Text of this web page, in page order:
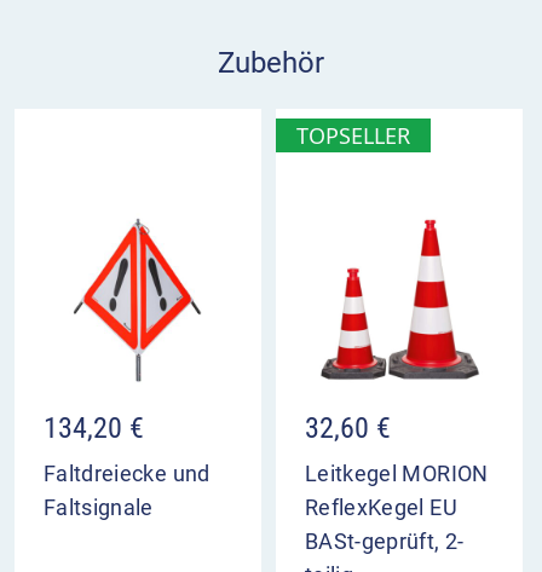
Da der Etikettenentferner von Moraviasparsam in
ist, kommen Sie mit der 500 ml-
Metall, Glas, Keramik, Holz und Kunststoff
einsetzbar, ohne dass der Untergrund angegriffen
: Bei lackierten und bedruckten
Oberflächen empfehlen wir vorab eine
Materialverträglichkeitsprüfung durchzuführen.
Zubehör
134,20 €
Faltdreiecke und
Faltsignale
TOPSELLER
32,60 €
Leitkegel MORION
ReflexKegel EU
BASt-geprüft, 2-